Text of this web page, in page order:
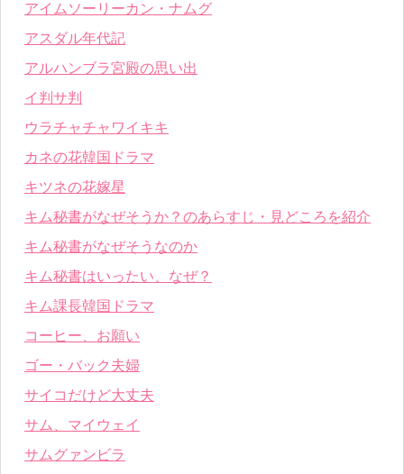
アイムソーリーカン・ナムグ
アスダル年代記
アルハンブラ宮殿の思い出
イ判サ判
ウラチャチャワイキキ
カネの花韓国ドラマ
キツネの花嫁星
キム秘書がなぜそうか？のあらすじ・見どころを紹介
キム秘書がなぜそうなのか
キム秘書はいったい、なぜ？
キム課長韓国ドラマ
コーヒー、お願い
ゴー・バック夫婦
サイコだけど大丈夫
サム、マイウェイ
サムグァンビラ